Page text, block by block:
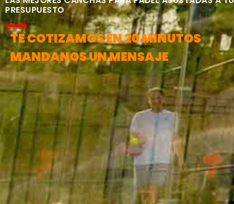
PRESUPUESTO
TE COTIZAMOS EN 20 MINUTOS
MANDANOS UN MENSAJE